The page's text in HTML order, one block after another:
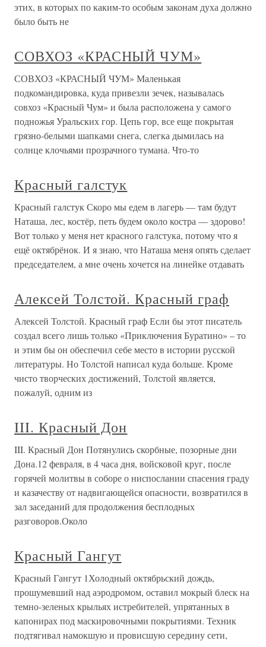
этих, в которых по каким-то особым законам духа должно
было быть не
СОВХОЗ «КРАСНЫЙ ЧУМ»
СОВХОЗ «КРАСНЫЙ ЧУМ» Маленькая
подкомандировка, куда привезли зечек, называлась
совхоз «Красный Чум» и была расположена у самого
подножья Уральских гор. Цепь гор, все еще покрытая
грязно-белыми шапками снега, слегка дымилась на
солнце клочьями прозрачного тумана. Что-то
Красный галстук
Красный галстук Скоро мы едем в лагерь — там будут
Наташа, лес, костёр, петь будем около костра — здорово!
Вот только у меня нет красного галстука, потому что я
ещё октябрёнок. И я знаю, что Наташа меня опять сделает
председателем, а мне очень хочется на линейке отдавать
Алексей Толстой. Красный граф
Алексей Толстой. Красный граф Если бы этот писатель
создал всего лишь только «Приключения Буратино» – то
и этим бы он обеспечил себе место в истории русской
литературы. Но Толстой написал куда больше. Кроме
чисто творческих достижений, Толстой является,
пожалуй, одним из
III. Красный Дон
III. Красный Дон Потянулись скорбные, позорные дни
Дона.12 февраля, в 4 часа дня, войсковой круг, после
горячей молитвы в соборе о ниспослании спасения граду
и казачеству от надвигающейся опасности, возвратился в
зал заседаний для продолжения бесплодных
разговоров.Около
Красный Гангут
Красный Гангут 1Холодный октябрьский дождь,
прошумевший над аэродромом, оставил мокрый блеск на
темно-зеленых крыльях истребителей, упрятанных в
капонирах под маскировочными покрытиями. Техник
подтягивал намокшую и провисшую середину сети,